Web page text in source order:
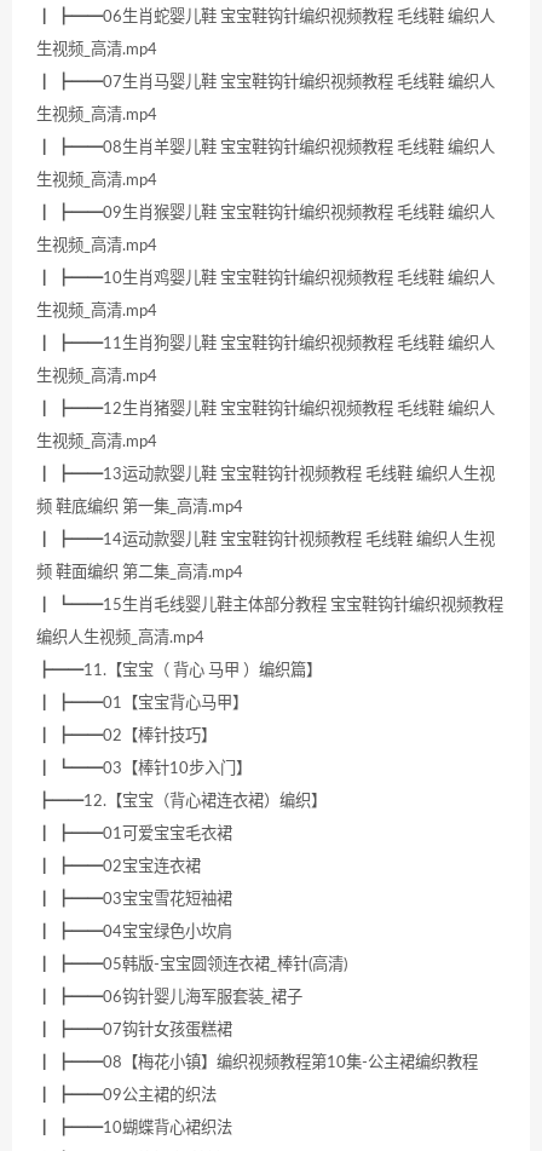
┃ ┣━━06生肖蛇婴儿鞋 宝宝鞋钩针编织视频教程 毛线鞋 编织人
生视频_高清.mp4
┃ ┣━━07生肖马婴儿鞋 宝宝鞋钩针编织视频教程 毛线鞋 编织人
生视频_高清.mp4
┃ ┣━━08生肖羊婴儿鞋 宝宝鞋钩针编织视频教程 毛线鞋 编织人
生视频_高清.mp4
┃ ┣━━09生肖猴婴儿鞋 宝宝鞋钩针编织视频教程 毛线鞋 编织人
生视频_高清.mp4
┃ ┣━━10生肖鸡婴儿鞋 宝宝鞋钩针编织视频教程 毛线鞋 编织人
生视频_高清.mp4
┃ ┣━━11生肖狗婴儿鞋 宝宝鞋钩针编织视频教程 毛线鞋 编织人
生视频_高清.mp4
┃ ┣━━12生肖猪婴儿鞋 宝宝鞋钩针编织视频教程 毛线鞋 编织人
生视频_高清.mp4
┃ ┣━━13运动款婴儿鞋 宝宝鞋钩针视频教程 毛线鞋 编织人生视
频 鞋底编织 第一集_高清.mp4
┃ ┣━━14运动款婴儿鞋 宝宝鞋钩针视频教程 毛线鞋 编织人生视
频 鞋面编织 第二集_高清.mp4
┃ ┗━━15生肖毛线婴儿鞋主体部分教程 宝宝鞋钩针编织视频教程
编织人生视频_高清.mp4
┣━━11.【宝宝（ 背心 马甲 ）编织篇】
┃ ┣━━01【宝宝背心马甲】
┃ ┣━━02【棒针技巧】
┃ ┗━━03【棒针10步入门】
┣━━12.【宝宝（背心裙连衣裙）编织】
┃ ┣━━01可爱宝宝毛衣裙
┃ ┣━━02宝宝连衣裙
┃ ┣━━03宝宝雪花短袖裙
┃ ┣━━04宝宝绿色小坎肩
┃ ┣━━05韩版-宝宝圆领连衣裙_棒针(高清)
┃ ┣━━06钩针婴儿海军服套装_裙子
┃ ┣━━07钩针女孩蛋糕裙
┃ ┣━━08【梅花小镇】编织视频教程第10集-公主裙编织教程
┃ ┣━━09公主裙的织法
┃ ┣━━10蝴蝶背心裙织法